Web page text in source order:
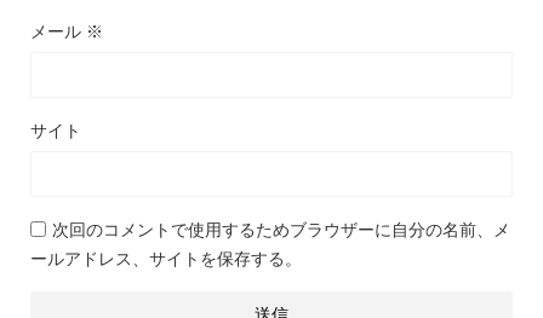
メール ※
サイト
次回のコメントで使用するためブラウザーに自分の名前、メ
ールアドレス、サイトを保存する。